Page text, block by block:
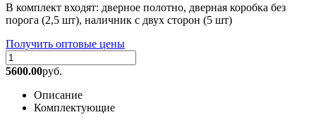
В комплект входят: дверное полотно, дверная коробка без
порога (2,5 шт), наличник с двух сторон (5 шт)
Получить оптовые цены
5600.00руб.
Описание
Комплектующие